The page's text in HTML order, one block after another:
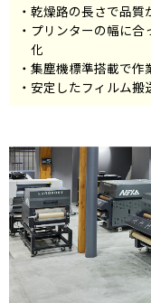
乾燥路の長さで品質
プリンターの幅に
化
集塵機標準搭載で作
安定したフィルム搬